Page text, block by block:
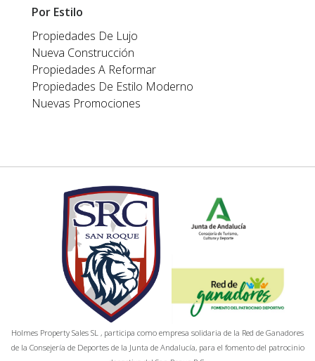
Por Estilo
Propiedades De Lujo
Nueva Construcción
Propiedades A Reformar
Propiedades De Estilo Moderno
Nuevas Promociones
Holmes Property Sales SL , participa como empresa solidaria de la Red de Ganadores
de la Consejería de Deportes de la Junta de Andalucía, para el fomento del patrocinio